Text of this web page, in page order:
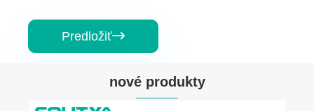
Predložiť
nové produkty